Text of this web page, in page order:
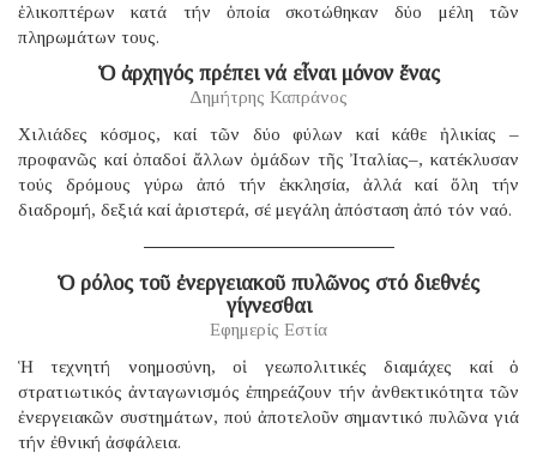
ἑλικοπτέρων κατά τήν ὁποία σκοτώθηκαν δύο μέλη τῶν
πληρωμάτων τους.
Ὁ ἀρχηγός πρέπει νά εἶναι μόνον ἕνας
Δημήτρης Καπράνος
Χιλιάδες κόσμος, καί τῶν δύο φύλων καί κάθε ἡλικίας –
προφανῶς καί ὀπαδοί ἄλλων ὁμάδων τῆς Ἰταλίας–, κατέκλυσαν
τούς δρόμους γύρω ἀπό τήν ἐκκλησία, ἀλλά καί ὅλη τήν
διαδρομή, δεξιά καί ἀριστερά, σέ μεγάλη ἀπόσταση ἀπό τόν ναό.
Ὁ ρόλος τοῦ ἐνεργειακοῦ πυλῶνος στό διεθνές
γίγνεσθαι
Εφημερίς Εστία
Ἡ τεχνητή νοημοσύνη, οἱ γεωπολιτικές διαμάχες καί ὁ
στρατιωτικός ἀνταγωνισμός ἐπηρεάζουν τήν ἀνθεκτικότητα τῶν
ἐνεργειακῶν συστημάτων, πού ἀποτελοῦν σημαντικό πυλῶνα γιά
τήν ἐθνική ἀσφάλεια.